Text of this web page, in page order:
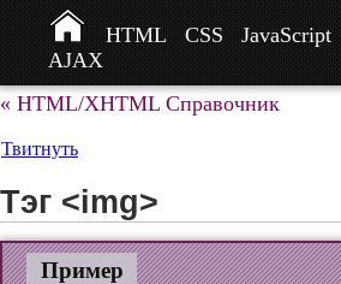
HTML CSS JavaScript
AJAX
« HTML/XHTML Справочник
Твитнуть
Тэг <img>
Пример